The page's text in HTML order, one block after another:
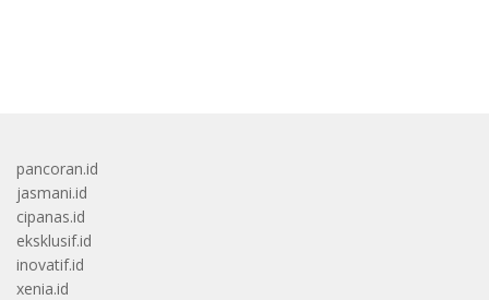
pancoran.id
jasmani.id
cipanas.id
eksklusif.id
inovatif.id
xenia.id